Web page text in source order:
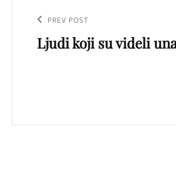
чланка
Previous
Post
PREV POST
Ljudi koji su videli